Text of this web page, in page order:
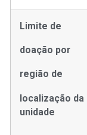
Limite de
doação por
região de
localização da
unidade